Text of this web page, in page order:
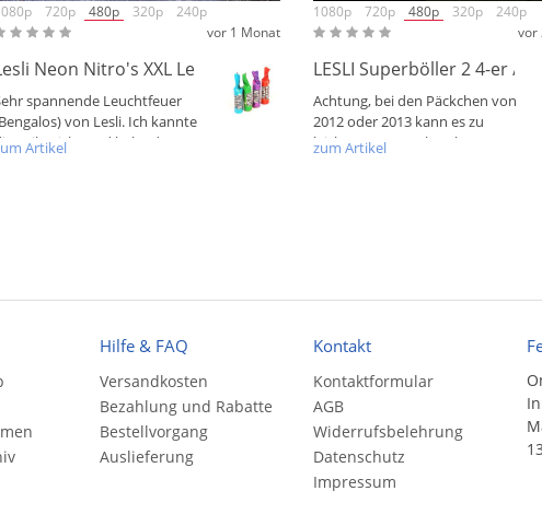
720p 480p 320p
240p
vor 1 Monat
Neon Nitro's XXL Leuchtfeuer NEU
spannende Leuchtfeuer
von Lesli. Ich kannte
Teile nicht und habe dazu
Artikel
1080p
720p 480p 320p
240p
vor
LESLI Superböller 2 4-er /
Achtung, bei den Päckchen von
2012 oder 2013 kann es zu
leichtem Postencharakter
zum Artikel
Hilfe & FAQ
Versandkosten
Bezahlung und Rabatte
Bestellvorgang
Auslieferung
Kontakt
Kontaktformular
AGB
Widerrufsbelehrung
Datenschutz
Impressum